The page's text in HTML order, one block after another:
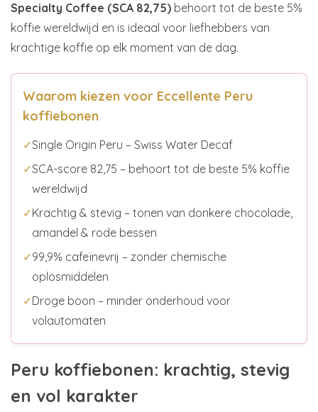
Specialty Coffee (SCA 82,75) behoort tot de beste 5%
koffie wereldwijd en is ideaal voor liefhebbers van
krachtige koffie op elk moment van de dag.
Waarom kiezen voor Eccellente Peru
koffiebonen
✓Single Origin Peru – Swiss Water Decaf
✓SCA-score 82,75 – behoort tot de beste 5% koffie
wereldwijd
✓Krachtig & stevig – tonen van donkere chocolade,
amandel & rode bessen
✓99,9% cafeïnevrij – zonder chemische
oplosmiddelen
✓Droge boon – minder onderhoud voor
volautomaten
Peru koffiebonen: krachtig, stevig
en vol karakter